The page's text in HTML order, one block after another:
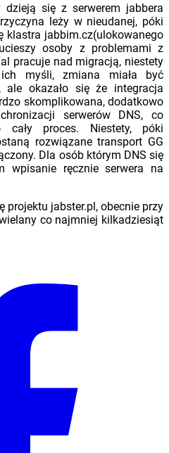
się z serwerem jabbera
leży w nieudanej, póki
klastra jabbim.cz(ulokowanego
osoby z problemami z
pracuje nad migracją, niestety
myśli, zmiana miała być
ale okazało się że integracja
skomplikowana, dodatkowo
serwerów DNS, co
cały proces. Niestety, póki
rozwiązane transport GG
Dla osób którym DNS się
wpisanie ręcznie serwera na
projektu jabster.pl, obecnie przy
co najmniej kilkadziesiąt